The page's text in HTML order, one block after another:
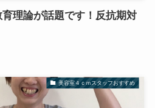
理論が話題です！反抗期対
美容室４ｃｍスタッフおすすめ